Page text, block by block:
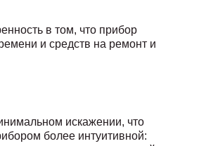
в том, что прибор
и средств на ремонт и
искажении, что
более интуитивной: